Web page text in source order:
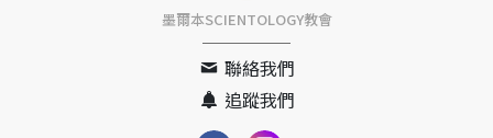
墨爾本SCIENTOLOGY教會
聯絡我們
追蹤我們